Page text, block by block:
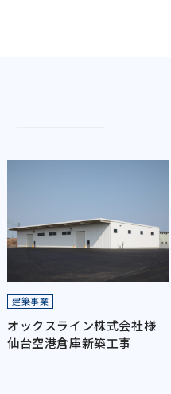
建築事業
オックスライン株式会社様
仙台空港倉庫新築工事